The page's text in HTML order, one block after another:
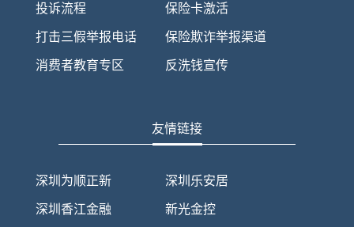
投诉流程
打击三假举报电话
消费者教育专区
保险卡激活
保险欺诈举报渠道
反洗钱宣传
友情链接
深圳为顺正新
深圳香江金融
深圳乐安居
新光金控